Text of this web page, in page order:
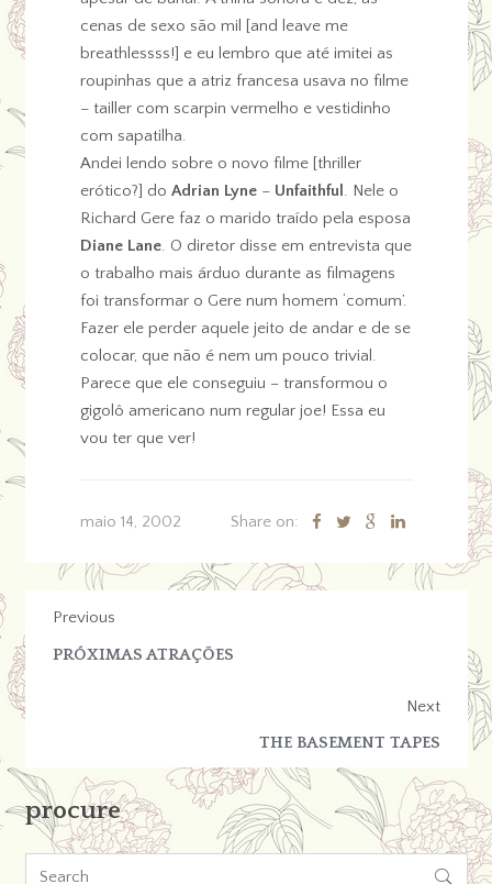
cenas de sexo são mil [and leave me
breathlessss!] e eu lembro que até imitei as
roupinhas que a atriz francesa usava no filme
– tailler com scarpin vermelho e vestidinho
com sapatilha.
Andei lendo sobre o novo filme [thriller
erótico?] do Adrian Lyne– Unfaithful . Nele o
Richard Gere faz o marido traído pela esposa
Diane Lane. O diretor disse em entrevista que
o trabalho mais árduo durante as filmagens
foi transformar o Gere num homem ‘comum’.
Fazer ele perder aquele jeito de andar e de se
colocar, que não é nem um pouco trivial.
Parece que ele conseguiu – transformou o
gigolô americano num regular joe! Essa eu
vou ter que ver!
maio 14, 2002 Share on:
Previous
PRÓXIMAS ATRAÇÕES
Next
THE BASEMENT TAPES
procure
